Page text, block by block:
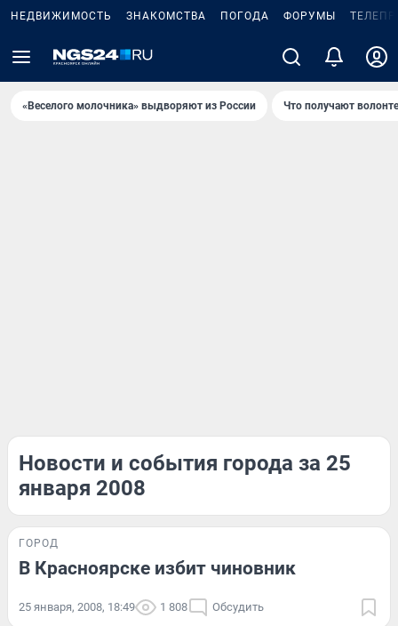
НЕДВИЖИМОСТЬ ЗНАКОМСТВА ПОГОДА ФОРУМЫ
«Веселого молочника» выдворяют из России Что получают
Новости и события города за 25
января 2008
ГОРОД
В Красноярске избит чиновник
25 января, 2008, 18:49 1 808 Обсудить